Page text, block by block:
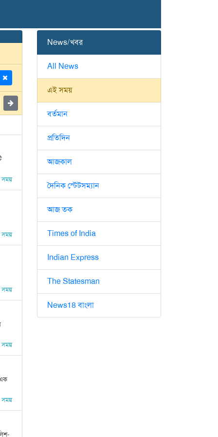
News/খবর
All News
এই সময়
বর্তমান
প্রতিদিন
আজকাল
দৈনিক স্টেটসম্যান
আজ তক
Times of India
Indian Express
The Statesman
News18 বাংলা